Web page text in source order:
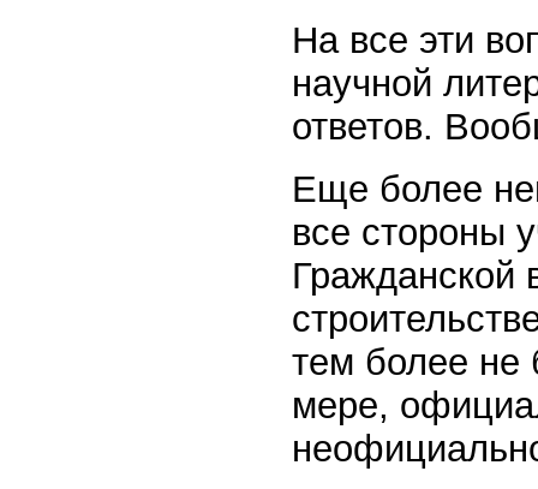
На все эти
научной
ответов.
Еще более
все стороны
Гражданской
тем более не
мере,